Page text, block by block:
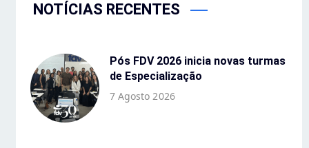
NOTÍCIAS RECENTES
Pós FDV 2026 inicia novas turmas
de Especialização
7 Agosto 2026